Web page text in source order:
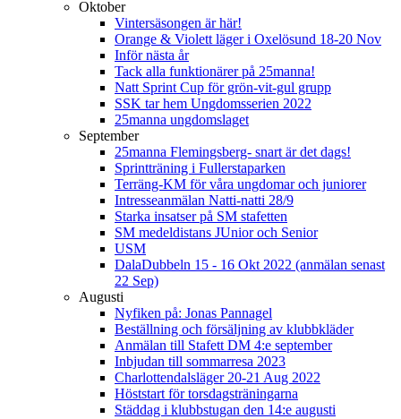
Oktober
Vintersäsongen är här!
Orange & Violett läger i Oxelösund 18-20 Nov
Inför nästa år
Tack alla funktionärer på 25manna!
Natt Sprint Cup för grön-vit-gul grupp
SSK tar hem Ungdomsserien 2022
25manna ungdomslaget
September
25manna Flemingsberg- snart är det dags!
Sprintträning i Fullerstaparken
Terräng-KM för våra ungdomar och juniorer
Intresseanmälan Natti-natti 28/9
Starka insatser på SM stafetten
SM medeldistans JUnior och Senior
USM
DalaDubbeln 15 - 16 Okt 2022 (anmälan senast
22 Sep)
Augusti
Nyfiken på: Jonas Pannagel
Beställning och försäljning av klubbkläder
Anmälan till Stafett DM 4:e september
Inbjudan till sommarresa 2023
Charlottendalsläger 20-21 Aug 2022
Höststart för torsdagsträningarna
Städdag i klubbstugan den 14:e augusti